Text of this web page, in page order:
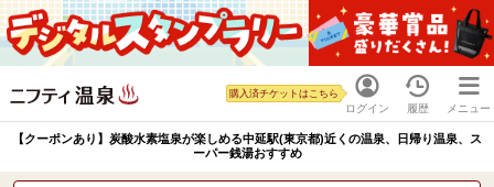
ログイン
購入済チケットはこちら
履歴 メニュー
【クーポンあり】炭酸水素塩泉が楽しめる中延駅(東京都)近くの温泉、日帰り温泉、ス
ーパー銭湯おすすめ